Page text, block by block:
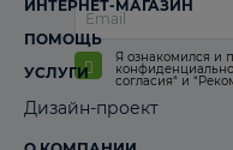
Я ознакомился и
согласия“ и
ИНТЕРНЕТ-МАГАЗИН
ПОМОЩЬ
УСЛУГИ
Дизайн-проект